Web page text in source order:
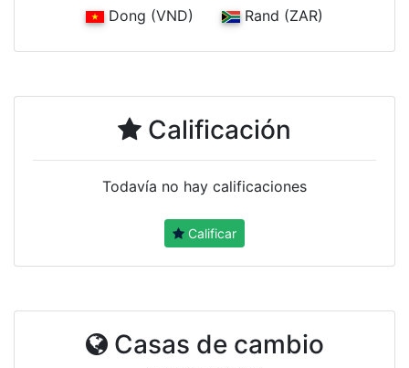
Dong (VND)
Rand (ZAR)
Calificación
Todavía no hay calificaciones
Calificar
Casas de cambio